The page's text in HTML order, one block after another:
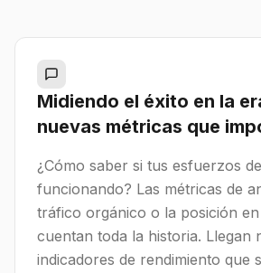
Midiendo el éxito en la
nuevas métricas que
¿Cómo saber si tus esfuerzos
funcionando? Las métricas de
tráfico orgánico o la posición
cuentan toda la historia. Llegan
indicadores de rendimiento que